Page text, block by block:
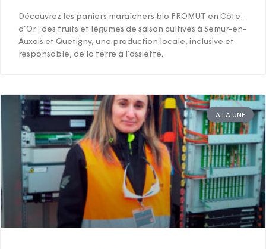
Découvrez les paniers maraîchers bio PROMUT en Côte-
d’Or : des fruits et légumes de saison cultivés à Semur-en-
Auxois et Quetigny, une production locale, inclusive et
responsable, de la terre à l’assiette.
A LA UNE